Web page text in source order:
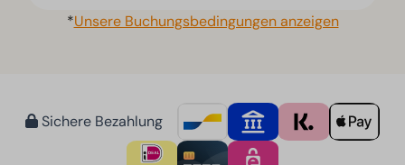
*Unsere Buchungsbedingungen anzeigen
Sichere Bezahlung